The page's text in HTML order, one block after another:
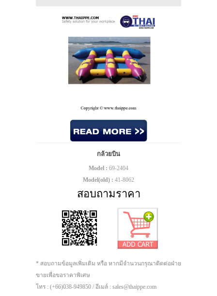
กล้วยบิน
Model : 69-2404
Model(old) : 41-8062
สอบถามราคา
* สอบถามข้อมูลเพิ่มเติม หรือ หากมีจำนวนกรุณาติดต่อฝ่าย
ขายเพื่อขอราคาพิเศษ
โทร : (+66)038-949850 / อีเมล์ : sales@thaippe.com